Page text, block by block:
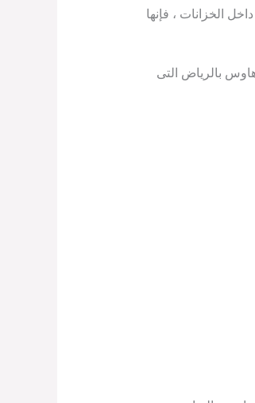
الخزانات ، فإنها
بالرياض التى